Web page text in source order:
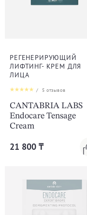
РЕГЕНЕРИРУЮЩИЙ
ЛИФТИНГ- КРЕМ ДЛЯ
ЛИЦА
/ 5 отзывов
CANTABRIA LABS
Endocare Tensage
Cream
21 800 ₸